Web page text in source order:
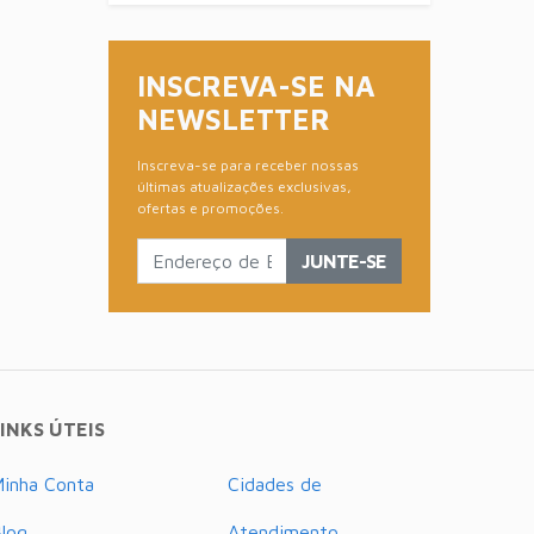
INSCREVA-SE NA
NEWSLETTER
Inscreva-se para receber nossas
últimas atualizações exclusivas,
ofertas e promoções.
JUNTE-SE
ÚTEIS
Conta Cidades de